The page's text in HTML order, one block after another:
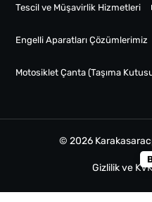
Tescil ve Müşavirlik Hizmetleri
Engelli Aparatları Çözümlerimiz
Motosiklet Çanta (Taşıma
© 2026
Gizlilik ve